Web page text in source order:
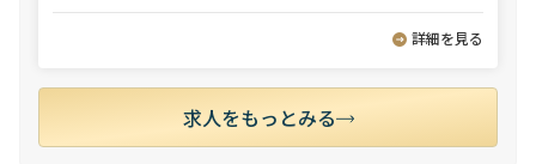
詳細を見る
求人をもっとみる